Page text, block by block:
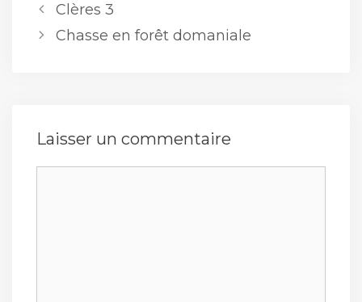
Clères 3
Chasse en forêt domaniale
Laisser un commentaire